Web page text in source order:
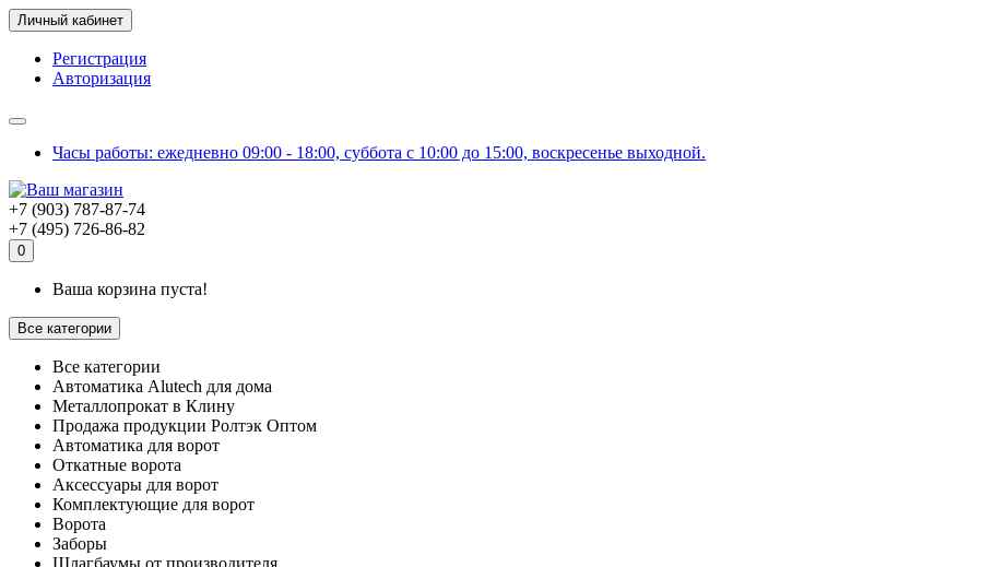
Личный кабинет
Регистрация
Авторизация
Часы работы: ежедневно 09:00 - 18:00, суббота с 10:00 до 15:00, воскресенье выходной.
+7 (903) 787-87-74
+7 (495) 726-86-82
0
Ваша корзина пуста!
Все категории
Все категории
Автоматика Alutech для дома
Металлопрокат в Клину
Продажа продукции Ролтэк Оптом
Автоматика для ворот
Откатные ворота
Аксессуары для ворот
Комплектующие для ворот
Ворота
Заборы
Шлагбаумы от производителя